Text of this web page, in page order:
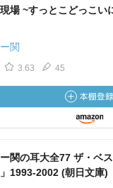
場 ~すっとこどっこい
関
3.63 45
関の耳大全77 ザ・ベ
1993-2002 (朝日文庫)